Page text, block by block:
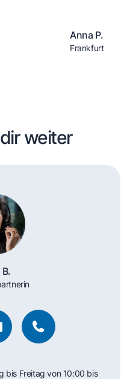
Anna P.
Frankfurt
weiter
bis Freitag von 10:00 bis